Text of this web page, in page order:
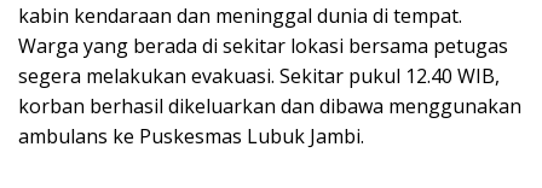
kabin kendaraan dan meninggal dunia di tempat.
Warga yang berada di sekitar lokasi bersama petugas
segera melakukan evakuasi. Sekitar pukul 12.40 WIB,
korban berhasil dikeluarkan dan dibawa menggunakan
ambulans ke Puskesmas Lubuk Jambi.